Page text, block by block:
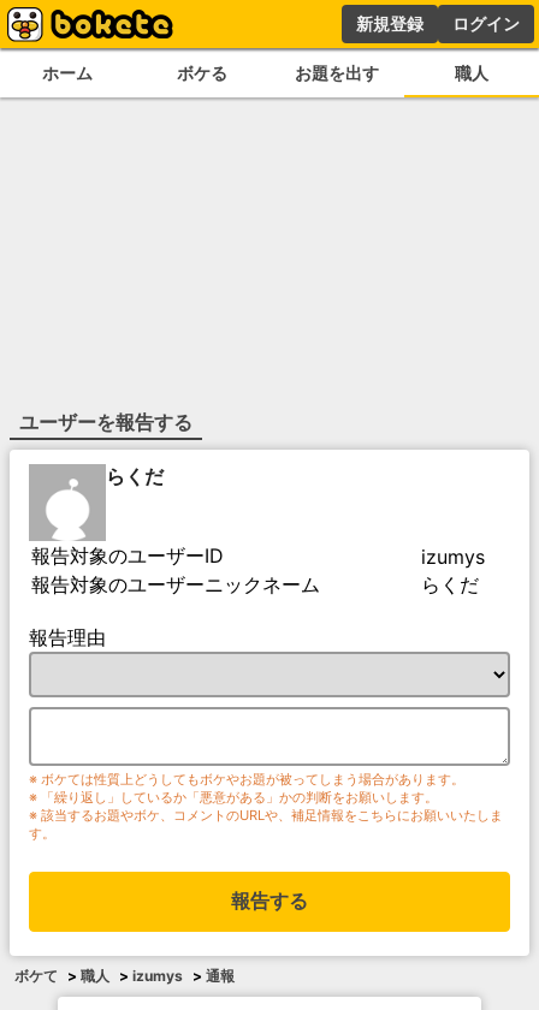
新規登録 ログイン
ホーム ボケる お題を出す 職人
ユーザーを報告する
らくだ
報告対象のユーザーID
izumys
報告対象のユーザーニックネーム
らくだ
報告理由
※ ボケては性質上どうしてもボケやお題が被ってしまう場合があります。
※ 「繰り返し」しているか「悪意がある」かの判断をお願いします。
※ 該当するお題やボケ、コメントのURLや、補足情報をこちらにお願いいたしま
す。
報告する
ボケて > 職人 > izumys > 通報